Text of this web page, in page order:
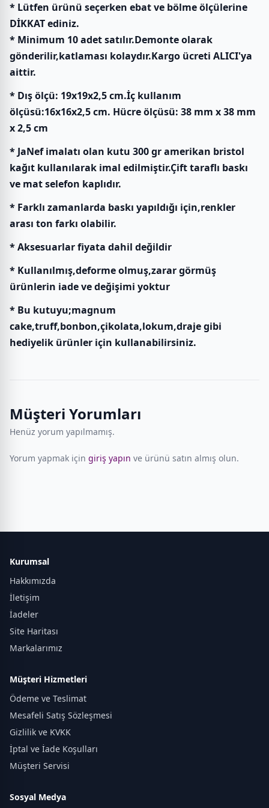
* Lütfen ürünü seçerken ebat ve bölme ölçülerine
DİKKAT ediniz.
* Minimum 10 adet satılır.Demonte olarak
gönderilir,katlaması kolaydır.Kargo ücreti ALICI'ya
aittir.
* Dış ölçü: 19x19x2,5 cm.İç kullanım
ölçüsü:16x16x2,5 cm. Hücre ölçüsü: 38 mm x 38 mm
x 2,5 cm
* JaNef imalatı olan kutu 300 gr amerikan bristol
kağıt kullanılarak imal edilmiştir.Çift taraflı baskı
ve mat selefon kaplıdır.
* Farklı zamanlarda baskı yapıldığı için,renkler
arası ton farkı olabilir.
* Aksesuarlar fiyata dahil değildir
* Kullanılmış,deforme olmuş,zarar görmüş
ürünlerin iade ve değişimi yoktur
* Bu kutuyu;magnum
cake,truff,bonbon,çikolata,lokum,draje gibi
hediyelik ürünler için kullanabilirsiniz.
Müşteri Yorumları
Henüz yorum yapılmamış.
Yorum yapmak için giriş yapın ve ürünü satın almış olun.
Kurumsal
Hakkımızda
İletişim
İadeler
Site Haritası
Markalarımız
Müşteri Hizmetleri
Ödeme ve Teslimat
Mesafeli Satış Sözleşmesi
Gizlilik ve KVKK
İptal ve İade Koşulları
Müşteri Servisi
Sosyal Medya